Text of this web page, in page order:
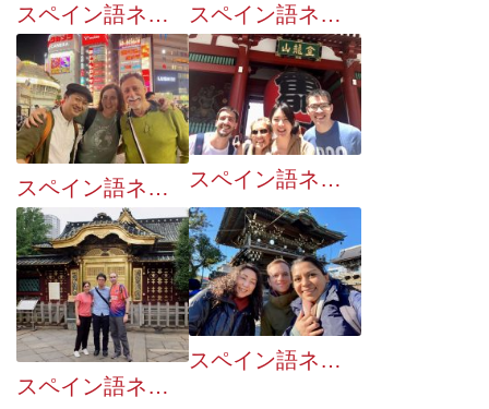
スペイン語ネイティブとのおでかけ企画：９月は４２回でした スペイン語ネイティブとのおでかけ企画：１０月は５２回でした
スペイン語ネイティブとのおでかけ企画：１１月は２７回でした スペイン語ネイティブとのおでかけ企画：６月の実績
スペイン語ネイティブとのおでかけ企画：７月の実績
スペイン語ネイティブとのおでかけ企画：１２月は２２回でした